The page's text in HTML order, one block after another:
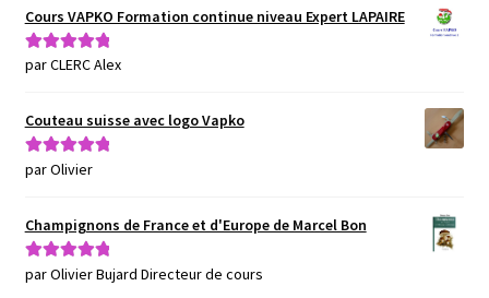
Cours VAPKO Formation continue niveau Expert LAPAIRE
Note5sur 5
par CLERC Alex
Couteau suisse avec logo Vapko
Note5sur 5
par Olivier
Champignons de France et d'Europe de Marcel Bon
Note5sur 5
par Olivier Bujard Directeur de cours